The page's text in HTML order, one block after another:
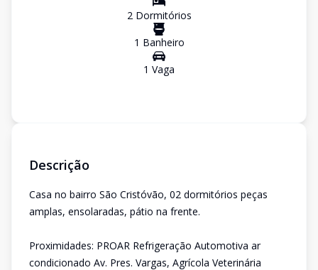
2Dormitórios
1 Banheiro
1 Vaga
Descrição
Casa no bairro São Cristóvão, 02 dormitórios peças
amplas, ensolaradas, pátio na frente.
Proximidades: PROAR Refrigeração Automotiva ar
condicionado Av. Pres. Vargas, Agrícola Veterinária